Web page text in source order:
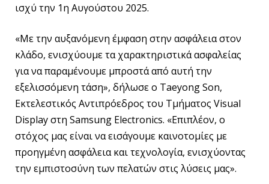
ισχύ την 1η Αυγούστου 2025.
«Με την αυξανόμενη έμφαση στην ασφάλεια στον
κλάδο, ενισχύουμε τα χαρακτηριστικά ασφαλείας
για να παραμένουμε μπροστά από αυτή την
εξελισσόμενη τάση», δήλωσε ο Taeyong Son,
Εκτελεστικός Αντιπρόεδρος του Τμήματος Visual
Display στη Samsung Electronics. «Επιπλέον, ο
στόχος μας είναι να εισάγουμε καινοτομίες με
προηγμένη ασφάλεια και τεχνολογία, ενισχύοντας
την εμπιστοσύνη των πελατών στις λύσεις μας».